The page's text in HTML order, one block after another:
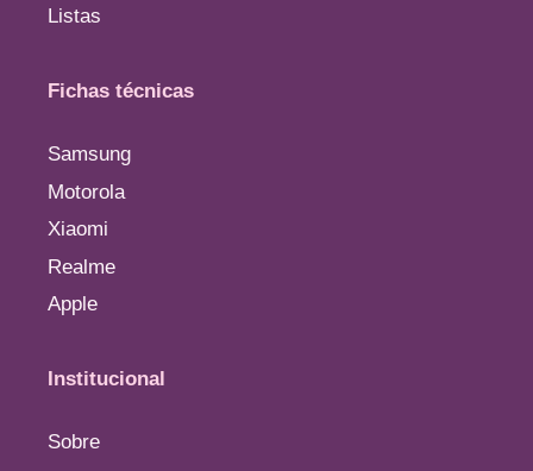
Listas
Fichas técnicas
Samsung
Motorola
Xiaomi
Realme
Apple
Institucional
Sobre